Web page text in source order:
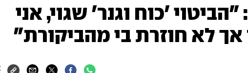
'כוח וגנר' שגוי, אני
לא חוזרת בי מהביקורת"